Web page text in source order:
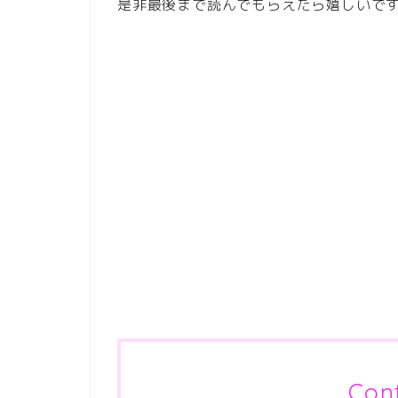
是非最後まで読んでもらえたら嬉しいです